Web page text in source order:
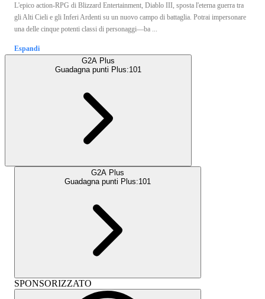
L'epico action-RPG di Blizzard Entertainment, Diablo III, sposta l'eterna guerra tra
gli Alti Cieli e gli Inferi Ardenti su un nuovo campo di battaglia. Potrai impersonare
una delle cinque potenti classi di personaggi—ba ...
Espandi
G2A Plus
Guadagna punti Plus:101
G2A Plus
Guadagna punti Plus:101
SPONSORIZZATO